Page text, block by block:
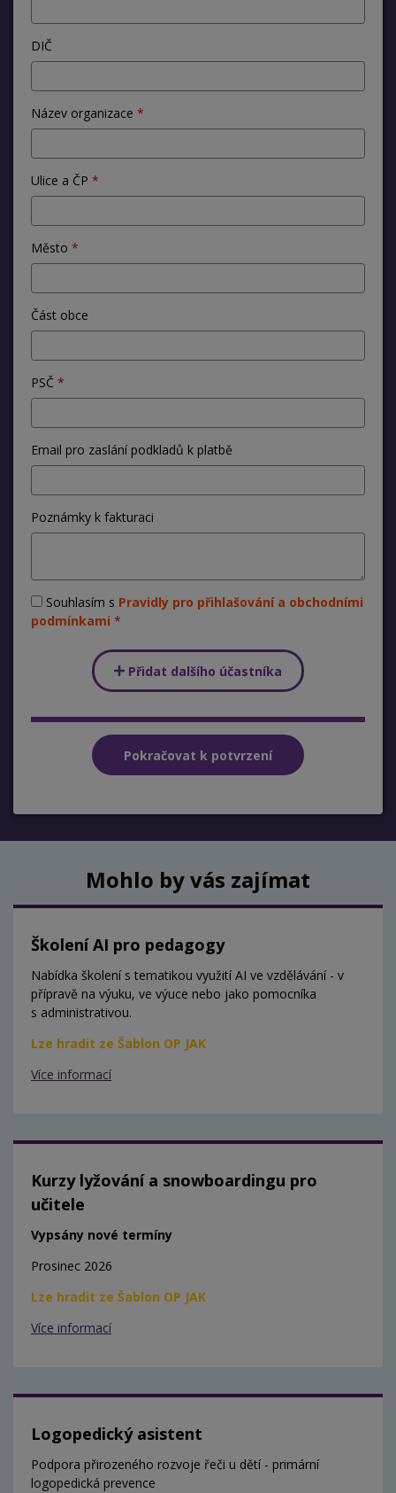
DIČ
Název organizace
Ulice a ČP
Město
Část obce
PSČ
Email pro zaslání podkladů k platbě
Poznámky k fakturaci
Souhlasím s Pravidly pro přihlašování a obchodními
podmínkami
Přidat dalšího účastníka
Mohlo by vás zajímat
Školení AI pro pedagogy
Nabídka školení s tematikou využití AI ve vzdělávání - v
přípravě na výuku, ve výuce nebo jako pomocníka
s administrativou.
Lze hradit ze Šablon OP JAK
Více informací
Kurzy lyžování a snowboardingu pro
učitele
Vypsány nové termíny
Prosinec 2026
Lze hradit ze Šablon OP JAK
Více informací
Logopedický asistent
Podpora přirozeného rozvoje řeči u dětí - primární
logopedická prevence